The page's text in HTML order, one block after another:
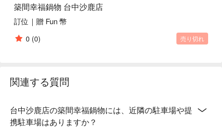
築間幸福鍋物 台中沙鹿店
訂位｜贈 Fun 幣
0 (0) 売り切れ
関連する質問
台中沙鹿店の築間幸福鍋物には、近隣の駐車場や提
携駐車場はありますか？